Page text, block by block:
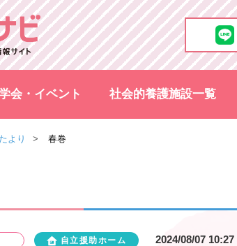
会・イベント 社会的養護施設一覧
より 春巻
自立援助ホーム 2024/08/07 10:27